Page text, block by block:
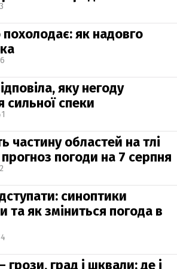
похолодає: як надовго
яку негоду
сильної спеки
частину областей на тлі
погоди на 7 серпня
синоптики
та як зміниться погода в
грози, град і шквали: де і